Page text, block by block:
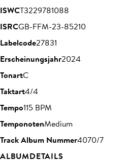
ISWCT3229781088
ISRCGB-FFM-23-85210
Labelcode27831
Erscheinungsjahr2024
TonartC
Taktart4/4
Tempo115 BPM
TemponotenMedium
Track Album Nummer4070/7
ALBUMDETAILS